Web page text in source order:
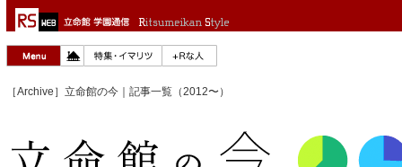
［Archive］立命館の今｜記事一覧（2012〜）